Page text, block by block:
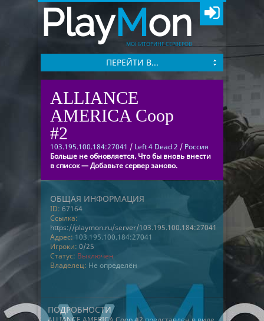
PlayMon
МОНИТОРИНГ СЕРВЕРОВ
ПЕРЕЙТИ В...
ALLIANCE
AMERICA Coop
#2
103.195.100.184:27041 / Left 4 Dead 2 / Россия
Больше не обновляется. Что бы вновь внести
в список — Добавьте сервер заново.
ОБЩАЯ ИНФОРМАЦИЯ
ID: 67164
Ссылка:
https://playmon.ru/server/103.195.100.184:27041
Адрес: 103.195.100.184:27041
Игроки: 0/25
Статус: Выключен
Владелец: Не определён
ПОДРОБНОСТИ